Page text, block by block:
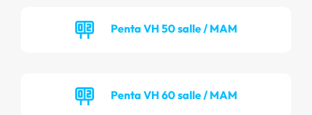
Penta VH 50 salle / MAM
Penta VH 60 salle / MAM